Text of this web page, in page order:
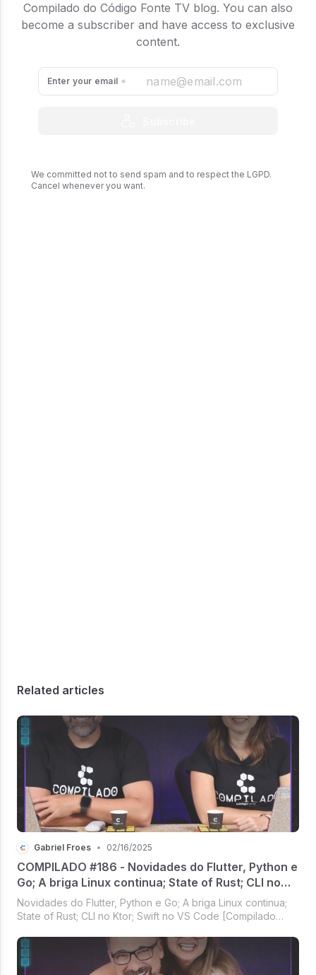
Compilado do Código Fonte TV blog. You can also
become a subscriber and have access to exclusive
content.
Enter your email
We committed not to send spam and to respect the LGPD.
Cancel whenever you want.
Related articles
Gabriel Froes • 02/16/2025
COMPILADO #186 - Novidades do Flutter, Python e
Go; A briga Linux continua; State of Rust; CLI no
Ktor; Swift no VS Code
Novidades do Flutter, Python e Go; A briga Linux continua;
State of Rust; CLI no Ktor; Swift no VS Code [Compilado